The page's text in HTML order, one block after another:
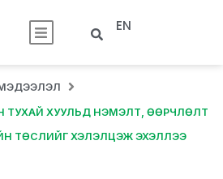
EN
ХУУЛЬД НЭМЭЛТ, ӨӨРЧЛӨЛТ
ТӨСЛИЙГ ХЭЛЭЛЦЭЖ ЭХЭЛЛЭЭ